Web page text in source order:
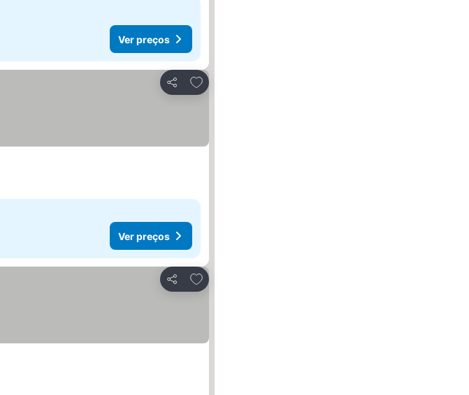
Ver preços
Partilhar
Adicionar aos favoritos
Ver preços
Partilhar
Adicionar aos favoritos